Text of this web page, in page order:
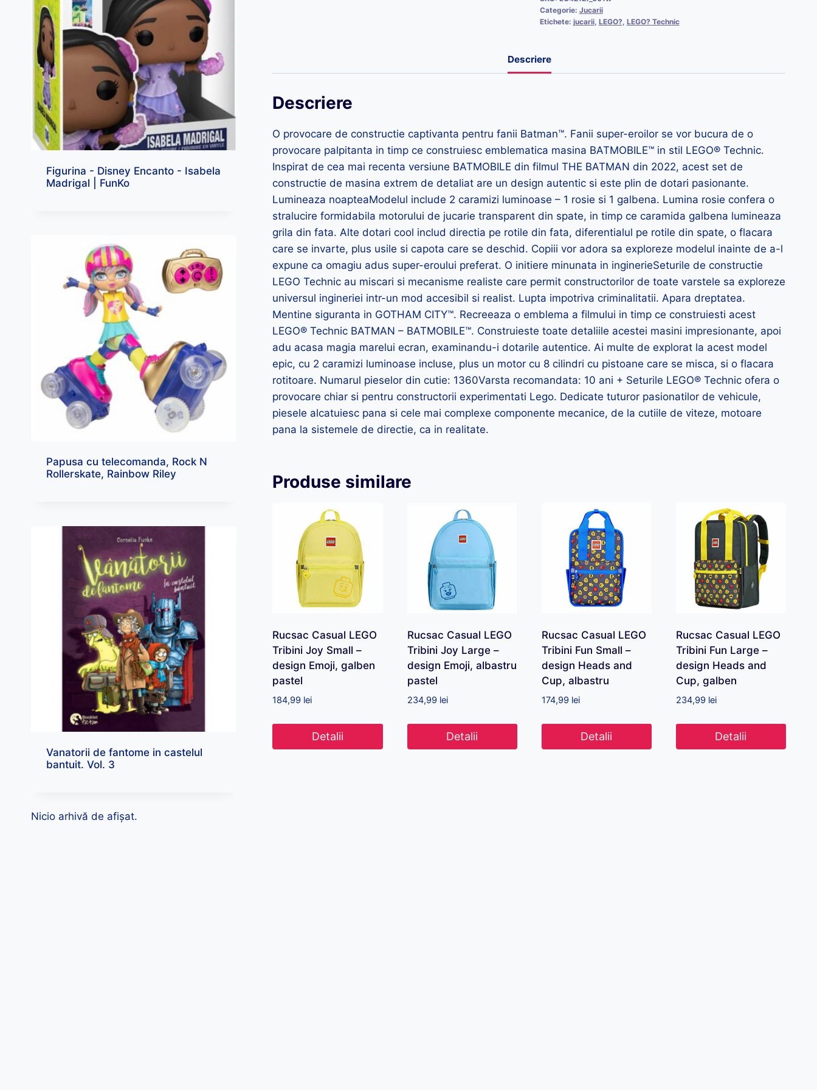
Categorie: Jucarii
Etichete: jucarii, LEGO? LEGO? Technic
Descriere
Descriere
O provocare de constructie captivanta pentru fanii Batman™. Fanii super-eroilor se vor bucura de o
provocare palpitanta in timp ce construiesc emblematica masina BATMOBILE™ in stil LEGO® Technic.
Inspirat de cea mai recenta versiune BATMOBILE din filmul THE BATMAN din 2022, acest set de
constructie de masina extrem de detaliat are un design autentic si este plin de dotari pasionante.
Lumineaza noapteaModelul include 2 caramizi luminoase – 1 rosie si 1 galbena. Lumina rosie confera o
stralucire formidabila motorului de jucarie transparent din spate, in timp ce caramida galbena lumineaza
grila din fata. Alte dotari cool includ directia pe rotile din fata, diferentialul pe rotile din spate, o flacara
care se invarte, plus usile si capota care se deschid. Copiii vor adora sa exploreze modelul inainte de a-l
expune ca omagiu adus super-eroului preferat. O initiere minunata in inginerieSeturile de constructie
LEGO Technic au miscari si mecanisme realiste care permit constructorilor de toate varstele sa exploreze
universul ingineriei intr-un mod accesibil si realist. Lupta impotriva criminalitatii. Apara dreptatea.
Mentine siguranta in GOTHAM CITY™. Recreeaza o emblema a filmului in timp ce construiesti acest
LEGO® Technic BATMAN – BATMOBILE™. Construieste toate detaliile acestei masini impresionante, apoi
adu acasa magia marelui ecran, examinandu-i dotarile autentice. Ai multe de explorat la acest model
epic, cu 2 caramizi luminoase incluse, plus un motor cu 8 cilindri cu pistoane care se misca, si o flacara
rotitoare. Numarul pieselor din cutie: 1360Varsta recomandata: 10 ani + Seturile LEGO® Technic ofera o
provocare chiar si pentru constructorii experimentati Lego. Dedicate tuturor pasionatilor de vehicule,
piesele alcatuiesc pana si cele mai complexe componente mecanice, de la cutiile de viteze, motoare
pana la sistemele de directie, ca in realitate.
Produse similare
Rucsac Casual LEGO
Tribini Joy Small –
design Emoji, galben
pastel
184,99 lei
Detalii
Rucsac Casual LEGO
Tribini Joy Large –
design Emoji, albastru
pastel
234,99 lei
Detalii
Rucsac Casual LEGO
Tribini Fun Small –
design Heads and
Cup, albastru
174,99 lei
Detalii
Rucsac Casual LEGO
Tribini Fun Large –
design Heads and
Cup, galben
234,99 lei
Detalii
Figurina - Disney Encanto - Isabela
Madrigal | FunKo
Papusa cu telecomanda, Rock N
Rollerskate, Rainbow Riley
Vanatorii de fantome in castelul
bantuit. Vol. 3
Nicio arhivă de afișat.